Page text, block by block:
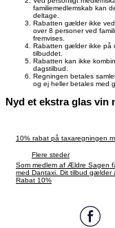
familiemedlemskab kan
deltage.
Rabatten gælder ikke
over 8 personer ved
fremvises.
Rabatten gælder ikke på
tilbuddet.
Rabatten kan ikke
dagstilbud.
Regningen betales
og ej heller betales med
Nyd et ekstra glas vin
10% rabat på taxaregningen
Flere steder
Som medlem af Ældre Sagen
med Dantaxi. Dit tilbud gælder
Rabat 10%